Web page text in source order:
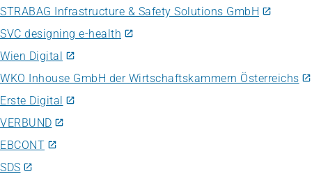
STRABAG Infrastructure & Safety Solutions GmbH
SVC designing e-health
Wien Digital
WKO Inhouse GmbH der Wirtschaftskammern Österreichs
Erste Digital
VERBUND
EBCONT
SDS